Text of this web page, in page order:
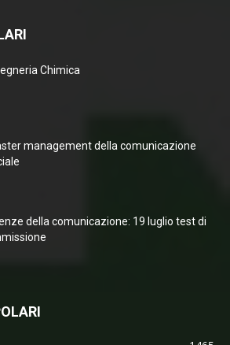
Chimica
management della comunicazione
della comunicazione: 19 luglio test di